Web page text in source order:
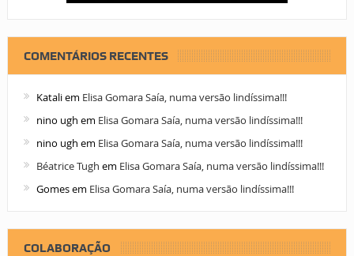
COMENTÁRIOS RECENTES
Kataliem Elisa Gomara Saía, numa versão lindíssima!!!
nino ugh em Elisa Gomara Saía, numa versão lindíssima!!!
nino ugh em Elisa Gomara Saía, numa versão lindíssima!!!
Béatrice Tugh em Elisa Gomara Saía, numa versão lindíssima!!!
Gomesem Elisa Gomara Saía, numa versão lindíssima!!!
COLABORAÇÃO